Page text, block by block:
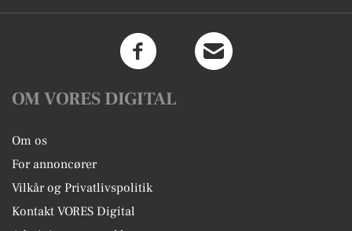
OM VORES DIGITAL
Om os
For annoncører
Vilkår og Privatlivspolitik
Kontakt VORES Digital